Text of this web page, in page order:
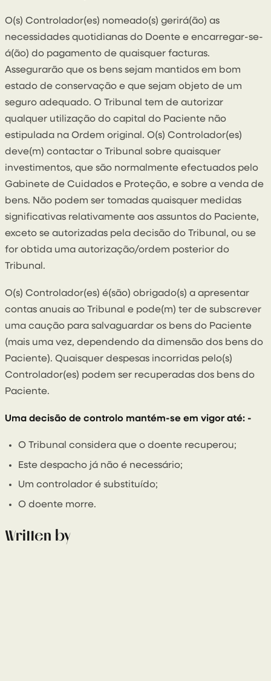
O(s) Controlador(es) nomeado(s) gerirá(ão) as
necessidades quotidianas do Doente e encarregar-se-
á(ão) do pagamento de quaisquer facturas.
Assegurarão que os bens sejam mantidos em bom
estado de conservação e que sejam objeto de um
seguro adequado. O Tribunal tem de autorizar
qualquer utilização do capital do Paciente não
estipulada na Ordem original. O(s) Controlador(es)
deve(m) contactar o Tribunal sobre quaisquer
investimentos, que são normalmente efectuados pelo
Gabinete de Cuidados e Proteção, e sobre a venda de
bens. Não podem ser tomadas quaisquer medidas
significativas relativamente aos assuntos do Paciente,
exceto se autorizadas pela decisão do Tribunal, ou se
for obtida uma autorização/ordem posterior do
Tribunal.
O(s) Controlador(es) é(são) obrigado(s) a apresentar
contas anuais ao Tribunal e pode(m) ter de subscrever
uma caução para salvaguardar os bens do Paciente
(mais uma vez, dependendo da dimensão dos bens do
Paciente). Quaisquer despesas incorridas pelo(s)
Controlador(es) podem ser recuperadas dos bens do
Paciente.
Uma decisão de controlo mantém-se em vigor até: -
O Tribunal considera que o doente recuperou;
Este despacho já não é necessário;
Um controlador é substituído;
O doente morre.
Written by